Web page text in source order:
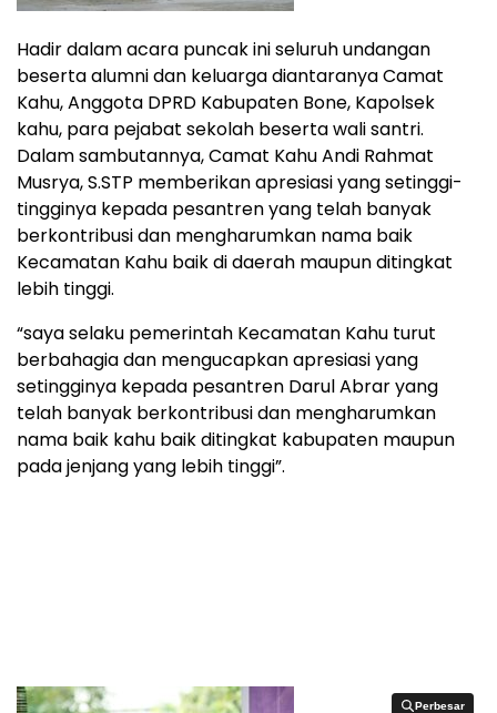
Hadir dalam acara puncak ini seluruh undangan
beserta alumni dan keluarga diantaranya Camat
Kahu, Anggota DPRD Kabupaten Bone, Kapolsek
kahu, para pejabat sekolah beserta wali santri.
Dalam sambutannya, Camat Kahu Andi Rahmat
Musrya, S.STP memberikan apresiasi yang setinggi-
tingginya kepada pesantren yang telah banyak
berkontribusi dan mengharumkan nama baik
Kecamatan Kahu baik di daerah maupun ditingkat
lebih tinggi.
“saya selaku pemerintah Kecamatan Kahu turut
berbahagia dan mengucapkan apresiasi yang
setingginya kepada pesantren Darul Abrar yang
telah banyak berkontribusi dan mengharumkan
nama baik kahu baik ditingkat kabupaten maupun
pada jenjang yang lebih tinggi”.
Perbesar
Perbesar